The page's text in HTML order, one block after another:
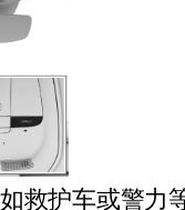
救护车或警力